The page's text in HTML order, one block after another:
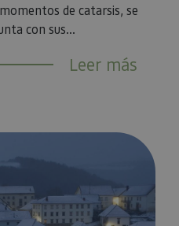
de catarsis, se
con sus...
Leer más
visitar en Navarra